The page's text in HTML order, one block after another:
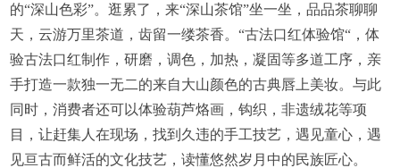
的“深山色彩”。逛累了，来“深山茶馆”坐一坐，品品茶聊聊
天，云游万里茶道，齿留一缕茶香。“古法口红体验馆“，体
验古法口红制作，研磨，调色，加热，凝固等多道工序，亲
手打造一款独一无二的来自大山颜色的古典唇上美妆。与此
同时，消费者还可以体验葫芦烙画，钩织，非遗绒花等项
目，让赶集人在现场，找到久违的手工技艺，遇见童心，遇
见亘古而鲜活的文化技艺，读懂悠然岁月中的民族匠心。